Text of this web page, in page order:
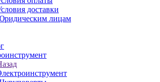
доставки
лицам